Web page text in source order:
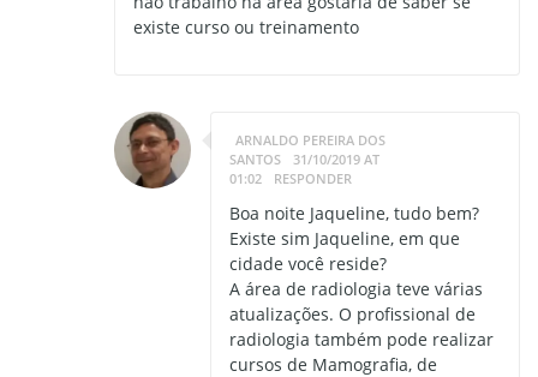
existe curso ou treinamento
ARNALDO PEREIRA DOS
SANTOS
31/10/2019 AT
01:02
RESPONDER
Boa noite Jaqueline, tudo bem?
Existe sim Jaqueline, em que
cidade você reside?
A área de radiologia teve várias
atualizações. O profissional de
radiologia também pode realizar
cursos de Mamografia, de